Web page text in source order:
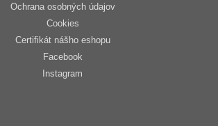
Ochrana osobných údajov
Cookies
Certifikát nášho eshopu
Facebook
Instagram